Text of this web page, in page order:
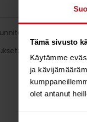
Tämä sivusto
Käytämme
ja
olet antanut
erityisesti